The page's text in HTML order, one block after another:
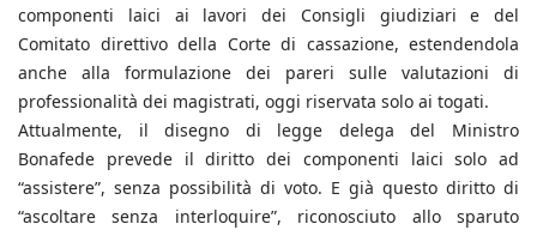
componenti laici ai lavori dei Consigli giudiziari e del
Comitato direttivo della Corte di cassazione, estendendola
anche alla formulazione dei pareri sulle valutazioni di
professionalità dei magistrati, oggi riservata solo ai togati.
Attualmente, il disegno di legge delega del Ministro
Bonafede prevede il diritto dei componenti laici solo ad
“assistere”, senza possibilità di voto. E già questo diritto di
“ascoltare senza interloquire”, riconosciuto allo sparuto